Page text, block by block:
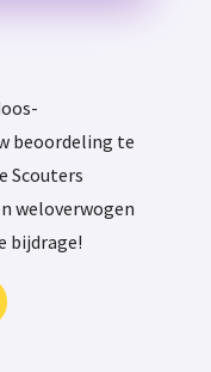
beoordeling te
Scouters
weloverwogen
bijdrage!